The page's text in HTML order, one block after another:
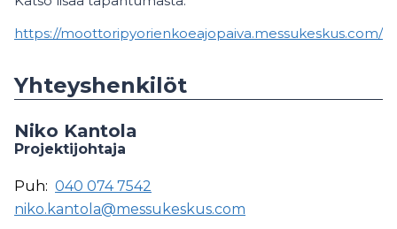
https://moottoripyorienkoeajopaiva.messukeskus.com/
Yhteyshenkilöt
Niko Kantola
Projektijohtaja
Puh: 040 074 7542
niko.kantola@messukeskus.com